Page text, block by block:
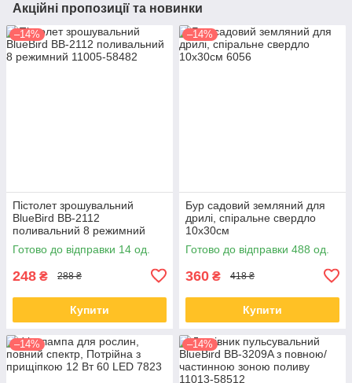
Акційні пропозиції та новинки
–14%
Пістолет зрошувальний
BlueBird BB-2112
поливальний 8 режимний
Готово до відправки 14 од.
248 ₴ 288 ₴
Купити
–14%
Бур садовий земляний для
дрилі, спіральне свердло
10x30см
Готово до відправки 488 од.
360 ₴ 418 ₴
Купити
–14% –14%